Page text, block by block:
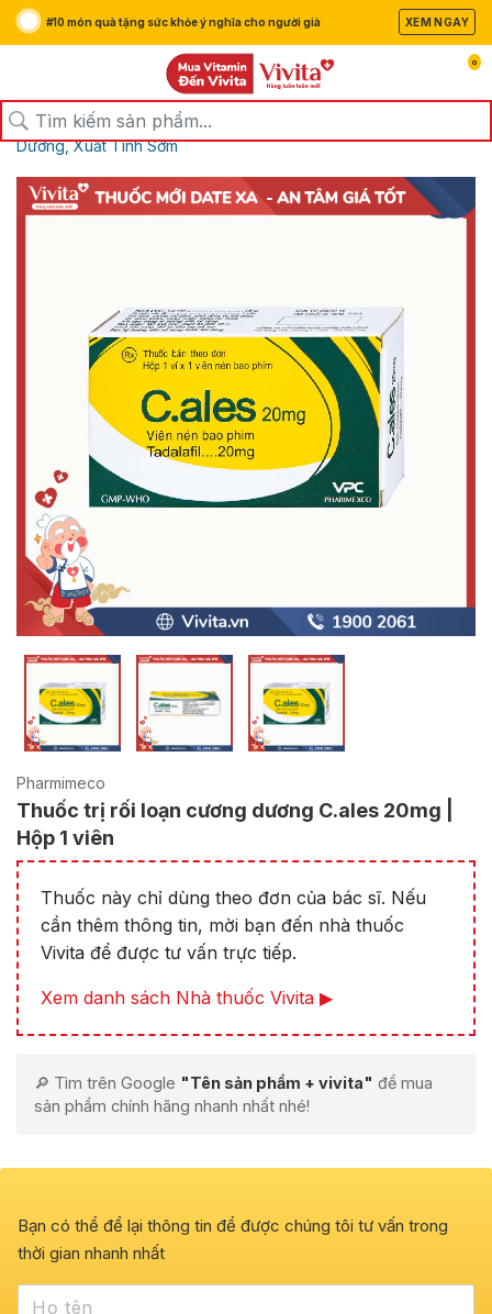
#10 món quà tặng sức khỏe ý nghĩa cho người già XEM NGAY
0
Trang chủ/Sản Phẩm/Thuốc
Dương, Xuất Tinh Sớm
Pharmimeco
Thuốc trị rối loạn cương dương C.ales 20mg |
Hộp 1 viên
Thuốc này chỉ dùng theo đơn của bác sĩ. Nếu
cần thêm thông tin, mời bạn đến nhà thuốc
Vivita để được tư vấn trực tiếp.
Xem danh sách Nhà thuốc Vivita ▶
🔎 Tìm trên Google "Tên sản phẩm + vivita" để mua
sản phẩm chính hãng nhanh nhất nhé!
Bạn có thể để lại thông tin để được chúng tôi tư vấn trong
thời gian nhanh nhất